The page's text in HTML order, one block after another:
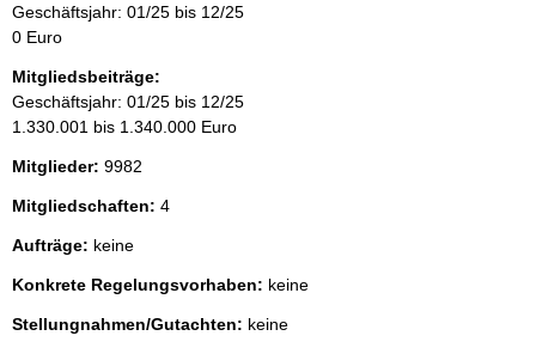
Geschäftsjahr: 01/25 bis 12/25
0 Euro
Mitgliedsbeiträge:
Geschäftsjahr: 01/25 bis 12/25
1.330.001 bis 1.340.000 Euro
Mitglieder: 9982
Mitgliedschaften: 4
Aufträge: keine
Konkrete Regelungsvorhaben: keine
Stellungnahmen/Gutachten: keine